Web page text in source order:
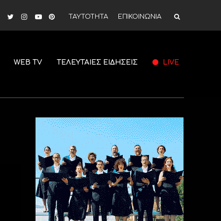
ΤΑΥΤΟΤΗΤΑ ΕΠΙΚΟΙΝΩΝΙΑ
WEB TV ΤΕΛΕΥΤΑΙΕΣ ΕΙΔΗΣΕΙΣ LIVE